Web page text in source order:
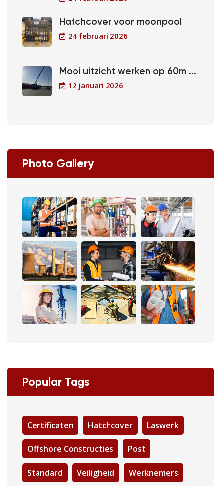
Hatchcover voor moonpool
24 februari 2026
Mooi uitzicht werken op 60m ...
12 januari 2026
Photo Gallery
Popular Tags
Certificaten Hatchcover Laswerk
Offshore Constructies Post
Standard Veiligheid Werknemers